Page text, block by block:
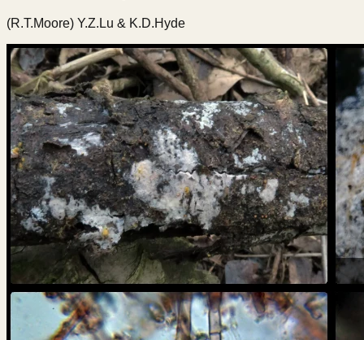
(R.T.Moore) Y.Z.Lu & K.D.Hyde